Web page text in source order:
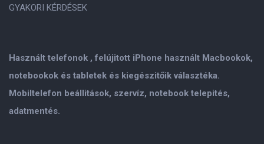
Használt telefonok , felújitott iPhone használt Macbookok,
notebookok és tabletek és kiegészitőik választéka.
Mobiltelefon beállitások, szervíz, notebook telepités,
adatmentés.
GYAKORI KÉRDÉSEK